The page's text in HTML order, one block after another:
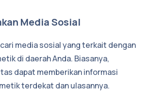
Media Sosial
media sosial yang terkait dengan
di daerah Anda. Biasanya,
dapat memberikan informasi
terdekat dan ulasannya.